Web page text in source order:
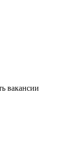
вакансии